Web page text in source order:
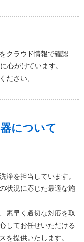
クラウド情報で確認
心がけています。
ださい。
について
浄を担当しています。
状況に応じた最適な施
素早く適切な対応を取
してお任せいただける
を提供いたします。